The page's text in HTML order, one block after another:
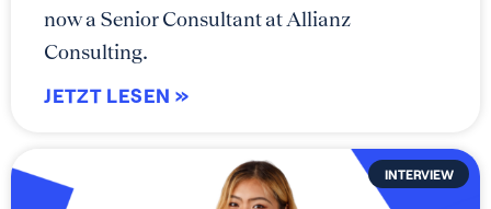
now a Senior Consultant at Allianz
Consulting.
JETZT LESEN »
INTERVIEW